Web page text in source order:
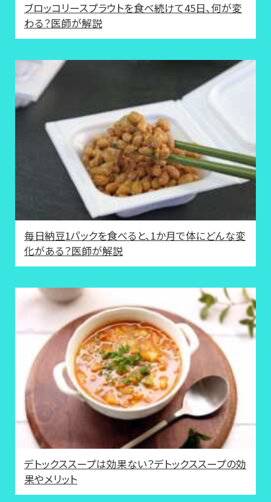
ブロッコリースプラウトを食べ続けて45日、何が変
わる？医師が解説
毎日納豆1パックを食べると、1か月で体にどんな変
化がある？医師が解説
デトックススープは効果ない？デトックススープの効
果やメリット